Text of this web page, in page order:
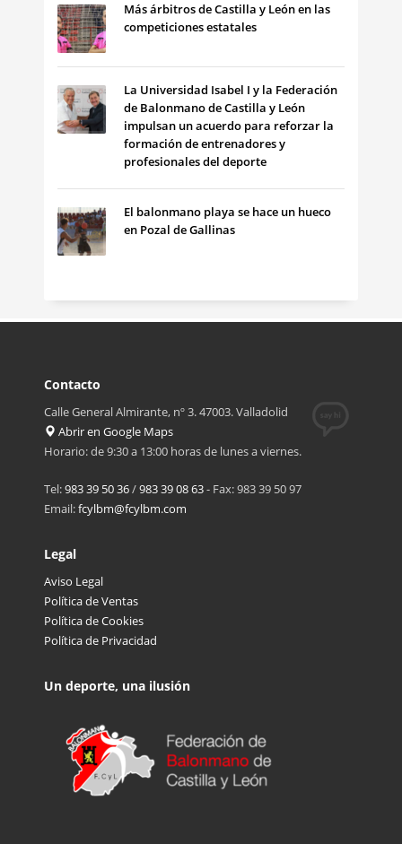
Más árbitros de Castilla y León en las
competiciones estatales
La Universidad Isabel I y la Federación
de Balonmano de Castilla y León
impulsan un acuerdo para reforzar la
formación de entrenadores y
profesionales del deporte
El balonmano playa se hace un hueco
en Pozal de Gallinas
Contacto
Calle General Almirante, nº 3. 47003. Valladolid
Abrir en Google Maps
Horario: de 9:30 a 13:00 horas de lunes a viernes.
Tel:983 39 50 36/983 39 08 63- Fax: 983 39 50 97
Email:fcylbm@fcylbm.com
Legal
Aviso Legal
Política de Ventas
Política de Cookies
Política de Privacidad
Un deporte, una ilusión